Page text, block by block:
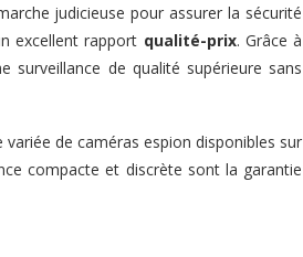
judicieuse pour assurer la sécurité
excellent rapport qualité-prix. Grâce à
surveillance de qualité supérieure sans
de caméras espion disponibles sur
compacte et discrète sont la garantie